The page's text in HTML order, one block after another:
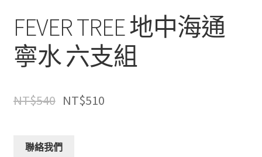
FEVER TREE 地中海通
寧水 六支組
NT$540 NT$510
聯絡我們